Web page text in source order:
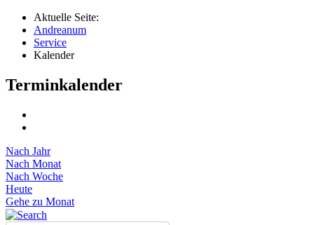
Aktuelle Seite:
Andreanum
Service
Kalender
Terminkalender
Nach Jahr
Nach Monat
Nach Woche
Heute
Gehe zu Monat